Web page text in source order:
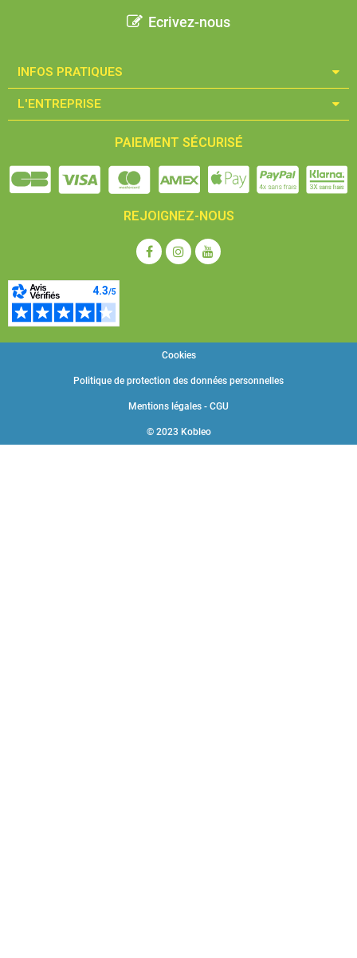
Ecrivez-nous
INFOS PRATIQUES​
L'ENTREPRISE​
PAIEMENT SÉCURISÉ
REJOIGNEZ-NOUS
© 2023 Kobleo
Mentions légales - CGU
Politique de protection des données personnelles
Cookies